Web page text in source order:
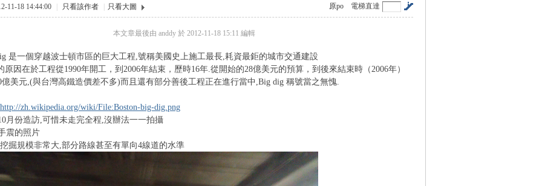
電梯直達
原po
11-18 14:44:00 只看該作者 只看大圖
本文章最後由 anddy 於 2012-11-18 15:11 編輯
是一個穿越波士頓市區的巨大工程,號稱美國史上施工最長,耗資最鉅的城市交通建設
原因在於工程從1990年開工，到2006年結束，歷時16年.從開始的28億美元的預算，到後來結束時（2006年）
億美元,(與台灣高鐵造價差不多)而且還有部分善後工程正在進行當中,Big dig 稱號當之無愧.
http://zh.wikipedia.org/wiki/File:Boston-big-dig.png
月份造訪,可惜未走完全程,沒辦法一一拍攝
震的照片
掘規模非常大,部分路線甚至有單向4線道的水準